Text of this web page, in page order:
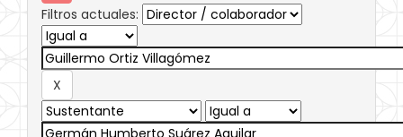
Filtros actuales: